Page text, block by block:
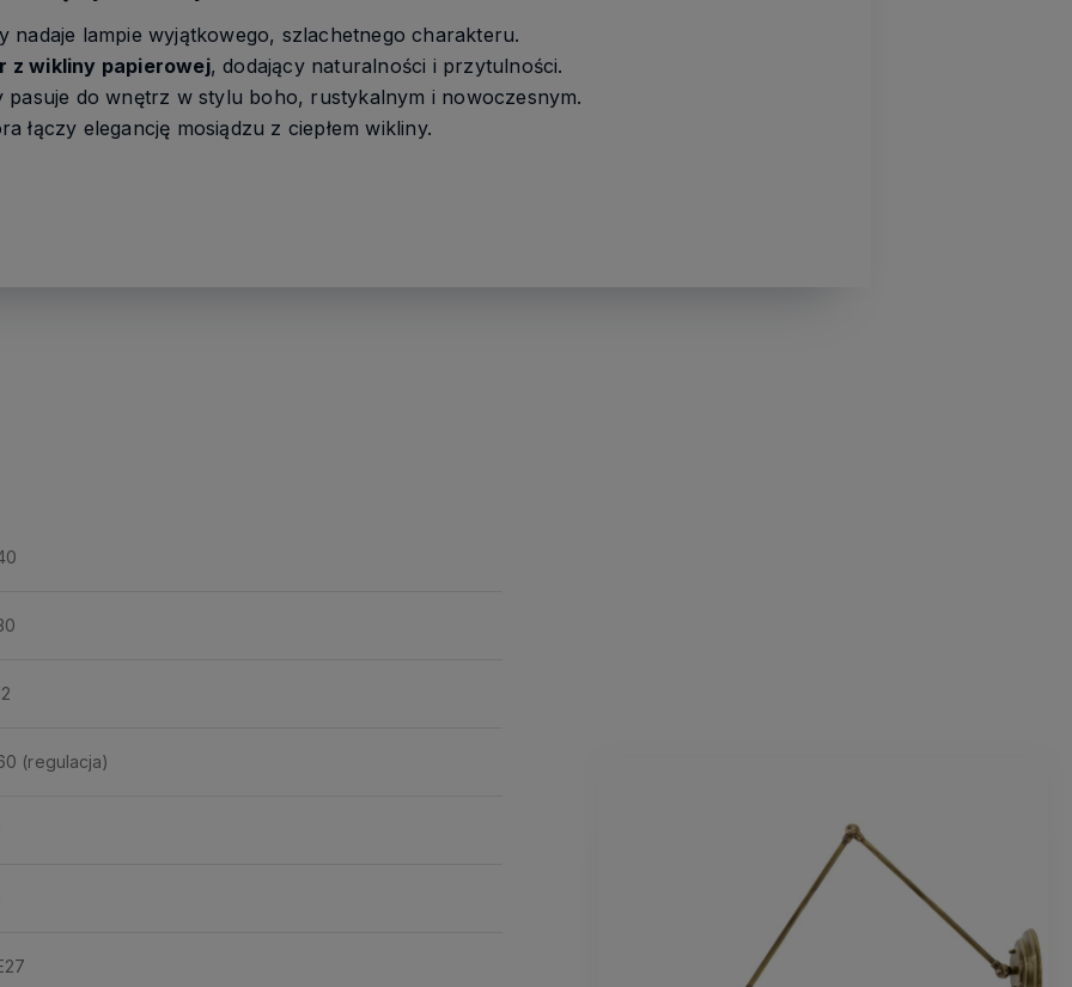
nadaje lampie wyjątkowego, szlachetnego charakteru.
z wikliny papierowej, dodający naturalności i przytulności.
pasuje do wnętrz w stylu boho, rustykalnym i nowoczesnym.
łączy elegancję mosiądzu z ciepłem wikliny.
(regulacja)